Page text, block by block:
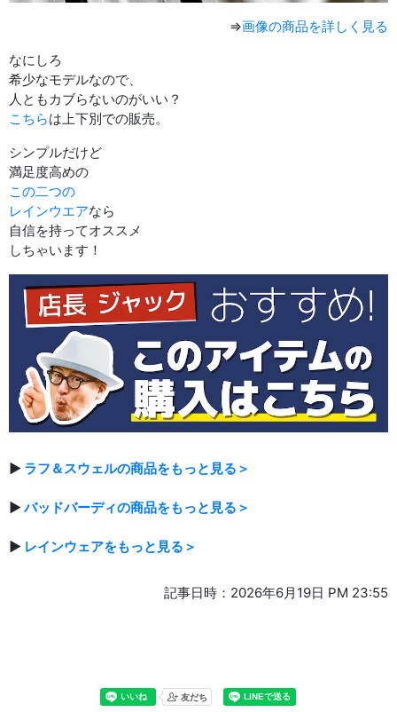
⇒画像の商品を詳しく見る
なにしろ
希少なモデルなので、
人ともカブらないのがいい？
こちらは上下別での販売。
シンプルだけど
満足度高めの
この二つの
レインウエアなら
自信を持ってオススメ
しちゃいます！
▶ ラフ＆スウェルの商品をもっと見る＞
▶バッドバーディの商品をもっと見る＞
▶ レインウェアをもっと見る＞
記事日時：2026年6月19日 PM 23:55